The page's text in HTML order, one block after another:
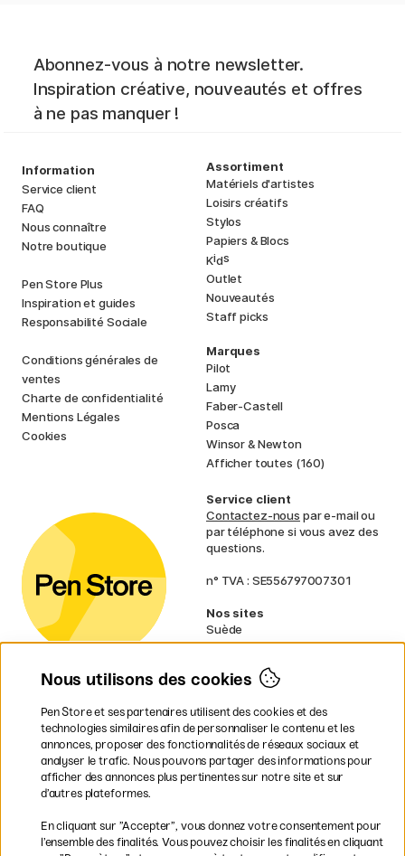
Abonnez-vous à notre newsletter.
Inspiration créative, nouveautés et offres
à ne pas manquer !
Information
Service client
FAQ
Nous connaître
Notre boutique
Pen Store Plus
Inspiration et guides
Responsabilité Sociale
Conditions générales de
ventes
Charte de confidentialité
Mentions Légales
Cookies
Assortiment
Matériels d'artistes
Loisirs créatifs
Stylos
Papiers & Blocs
Kids
Outlet
Nouveautés
Staff picks
Marques
Pilot
Lamy
Faber-Castell
Posca
Winsor & Newton
Afficher toutes (160)
Service client
Contactez-nous par e-mail ou
par téléphone si vous avez des
questions.
n° TVA : SE556797007301
Nos sites
Suède
Norvège
Finlande
Irlande
Pays-Bas
Royaume-Uni
UE
volumineux.
Nous utilisons des cookies
Pen Store et ses partenaires utilisent des cookies et des
technologies similaires afin de personnaliser le contenu et les
annonces, proposer des fonctionnalités de réseaux sociaux et
analyser le trafic. Nous pouvons partager des informations pour
afficher des annonces plus pertinentes sur notre site et sur
d’autres plateformes.
En cliquant sur ”Accepter”, vous donnez votre consentement pour
l’ensemble des finalités. Vous pouvez choisir les finalités en cliquant